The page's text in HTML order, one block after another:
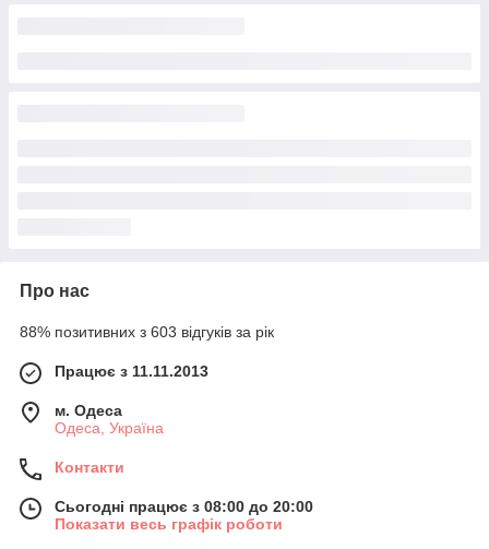
Про нас
88% позитивних з 603 відгуків за рік
Працює з 11.11.2013
м. Одеса
Одеса, Україна
Контакти
Сьогодні працює з 08:00 до 20:00
Показати весь графік роботи